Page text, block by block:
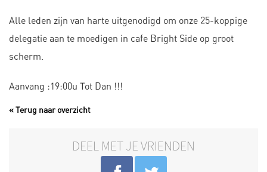
Alle leden zijn van harte uitgenodigd om onze 25-koppige
delegatie aan te moedigen in cafe Bright Side op groot
scherm.
Aanvang :19:00u Tot Dan !!!
« Terug naar overzicht
DEEL MET JE VRIENDEN